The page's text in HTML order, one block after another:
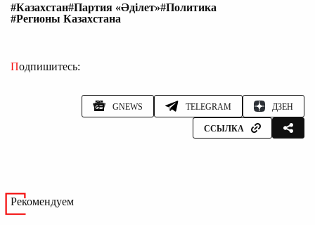
#Казахстан#Партия «Әділет»#Политика
#Регионы Казахстана
Подпишитесь:
GNEWS TELEGRAM ДЗЕН
ССЫЛКА
Рекомендуем